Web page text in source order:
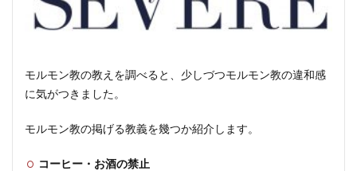
モルモン教の教えを調べると、少しづつモルモン教の違和感
に気がつきました。
モルモン教の掲げる教義を幾つか紹介します。
コーヒー・お酒の禁止